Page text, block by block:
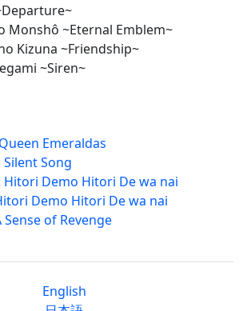
Monshô ~Eternal Emblem~
Kizuna ~Friendship~
~Siren~
Queen Emeraldas
Silent Song
Hitori Demo Hitori De wa nai
Demo Hitori De wa nai
Sense of Revenge
English